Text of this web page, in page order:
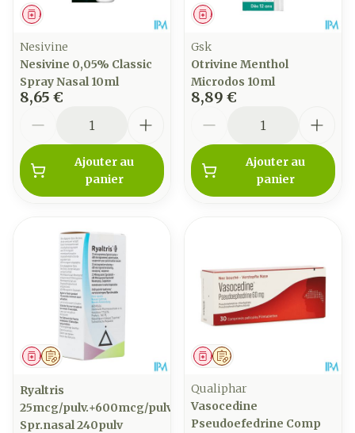
Médicament
Nesivine
Nesivine 0,05% Classic
Spray Nasal 10ml
8,65 €
Ajouter au
panier
Médicament
Gsk
Otrivine Menthol
Microdos 10ml
8,89 €
Ajouter au
panier
Sur prescription
Médicament
Ryaltris
25mcg/pulv.+600mcg/pulv
Spr.nasal 240pulv
Sur prescription
Médicament
Qualiphar
Vasocedine
Pseudoefedrine Comp